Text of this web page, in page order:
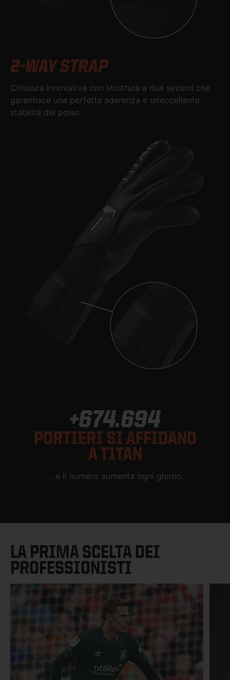
2-WAY STRAP
Chiusura innovativa con struttura a due sezioni che
garantisce una perfetta aderenza e un’eccellente
stabilità del polso.
+674.694
PORTIERI SI AFFIDANO
A T1TAN
... e il numero aumenta ogni giorno.
LA PRIMA SCELTA DEI
PROFESSIONISTI